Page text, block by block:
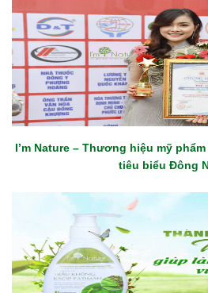
I’m Nature – Thương hiệu mỹ
tiêu biểu Đông